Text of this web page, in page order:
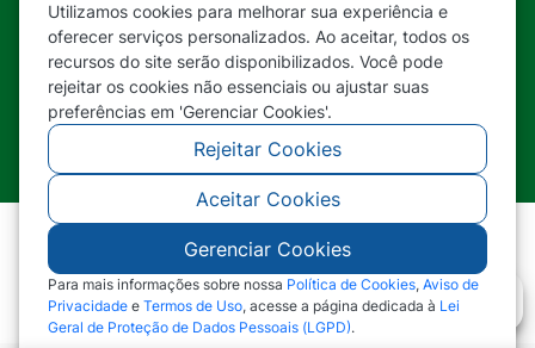
Ouvidoria
SIC
©2026 - Prefeitura Municipal de Nova Lacerda -
MT - Todos os direitos reservados
Utilizamos cookies para melhorar sua experiência e
oferecer serviços personalizados. Ao aceitar, todos os
recursos do site serão disponibilizados. Você pode
rejeitar os cookies não essenciais ou ajustar suas
preferências em 'Gerenciar Cookies'.
Rejeitar Cookies
Aceitar Cookies
Gerenciar Cookies
Para mais informações sobre nossa Política de Cookies, Aviso de
Privacidade e Termos de Uso, acesse a página dedicada à Lei
Geral de Proteção de Dados Pessoais (LGPD).